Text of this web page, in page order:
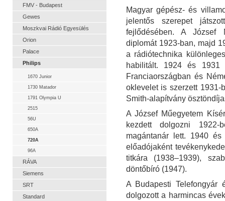
FMV - Budapest
Gewes
Moszkvai Rádió Egyesülés
Orion
Palace
Philips
1670 Junior
1730 Matador
1791 Olympia U
2515
56U
650A
720A
96A
RÁVA
Siemens
SRT
Standard
Magyar gépész- és
jelentős szerepet
fejlődésében. A József
diplomát 1923-ban, majd
a rádiótechnika
habilitált. 1924 és 1931
Franciaországban és
oklevelet is szerzett 1931-
Smith-alapítvány
A József Műegyetem
kezdett dolgozni
magántanár lett. 1940
előadójaként
titkára (1938–1939),
döntőbíró (1947).
A Budapesti Telefongyár
dolgozott a harmincas